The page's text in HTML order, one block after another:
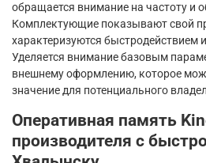
обращается внимание на частоту и
Комплектующие показывают свой
характеризуются быстродействием
Уделяется внимание базовым
внешнему оформлению, которое
значение для потенциального
Оперативная память
производителя с